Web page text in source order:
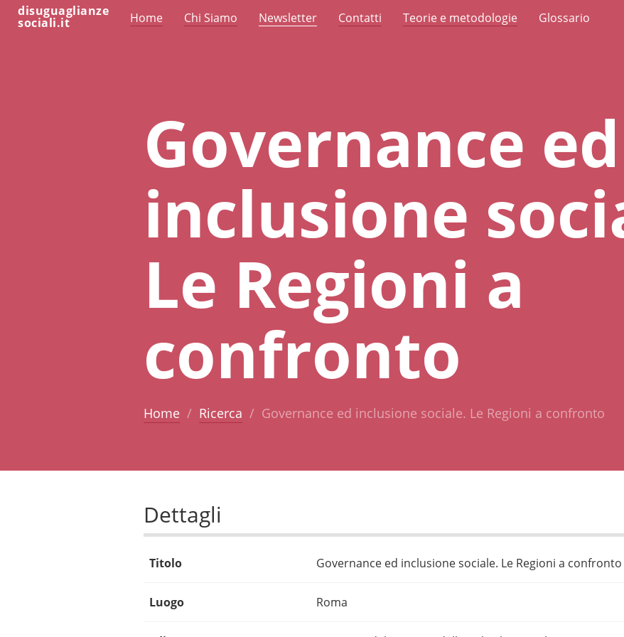
disuguaglianze
sociali.it Home Chi Siamo Newsletter Contatti Teorie e metodologie Glossario
Governance ed
inclusione
Le Regioni a
confronto
Home Ricerca Governance ed inclusione sociale. Le Regioni a confronto
Dettagli
Titolo Governance ed inclusione sociale. Le Regioni a confronto
Luogo Roma